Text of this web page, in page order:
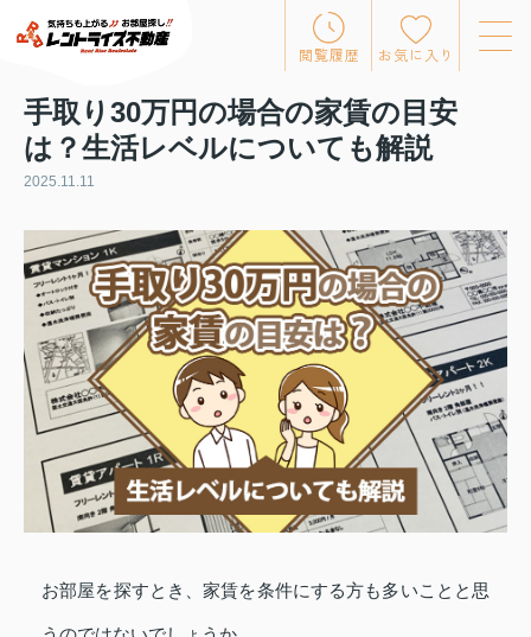
閲覧履歴 お気に入り
手取り30万円の場合の家賃の目安
は？生活レベルについても解説
2025.11.11
お部屋を探すとき、家賃を条件にする方も多いことと思